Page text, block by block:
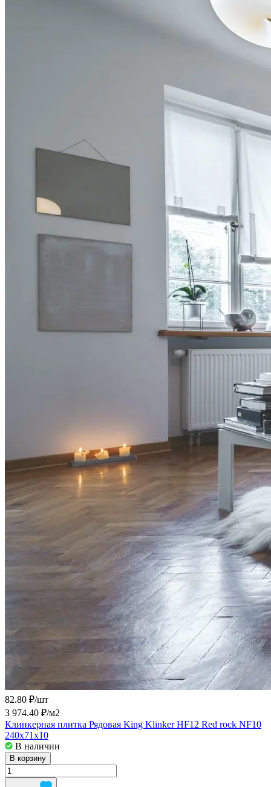
82.80 ₽/шт
3 974.40 ₽/м2
Клинкерная плитка Рядовая King Klinker HF12 Red rock NF10
240x71x10
В наличии
В корзину